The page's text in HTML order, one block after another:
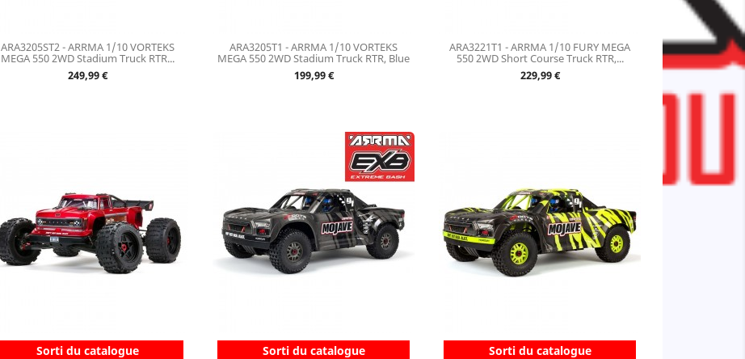
ARA3205ST2 - ARRMA 1/10 VORTEKS
MEGA 550 2WD Stadium Truck RTR...
Prix
249,99 €
ARA3205T1 - ARRMA 1/10 VORTEKS
MEGA 550 2WD Stadium Truck RTR, Blue
Prix
199,99 €
ARA3221T1 - ARRMA 1/10 FURY MEGA
550 2WD Short Course Truck RTR,...
Prix
229,99 €
Sorti du catalogue Sorti du catalogue Sorti du catalogue